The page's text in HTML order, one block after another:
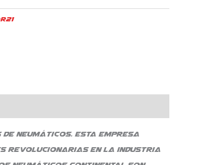
neumáticos. Esta empresa
revolucionarias en la industria